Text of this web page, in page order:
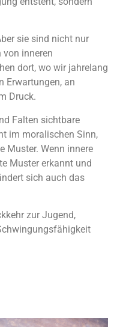
sie sind nicht nur
von inneren
dort, wo wir jahrelang
Erwartungen, an
Druck.
Falten sichtbare
im moralischen Sinn,
Muster. Wenn innere
Muster erkannt und
sich auch das
zur Jugend,